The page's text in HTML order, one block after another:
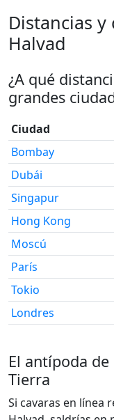
Distancias
Halvad
¿A qué
grandes
Ciudad
Bombay
Dubái
Singapur
Hong Kong
Moscú
París
Tokio
Londres
El antípoda
Tierra
Si cavaras en línea